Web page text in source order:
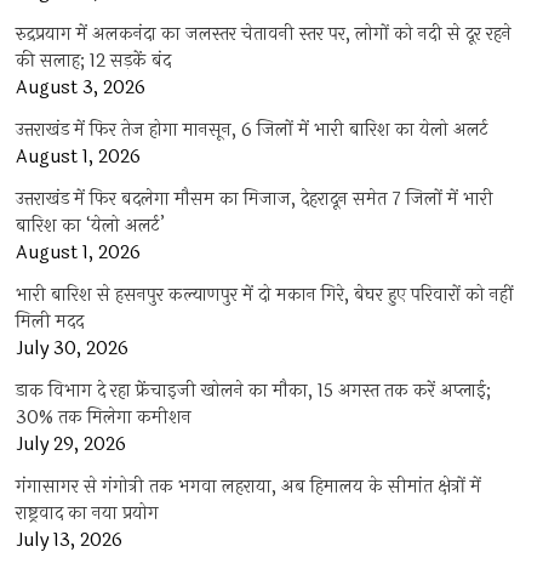
रुद्रप्रयाग में अलकनंदा का जलस्तर चेतावनी स्तर पर, लोगों को नदी से दूर रहने
की सलाह; 12 सड़कें बंद
August 3, 2026
उत्तराखंड में फिर तेज होगा मानसून, 6 जिलों में भारी बारिश का येलो अलर्ट
August 1, 2026
उत्तराखंड में फिर बदलेगा मौसम का मिजाज, देहरादून समेत 7 जिलों में भारी
बारिश का ‘येलो अलर्ट’
August 1, 2026
भारी बारिश से हसनपुर कल्याणपुर में दो मकान गिरे, बेघर हुए परिवारों को नहीं
मिली मदद
July 30, 2026
डाक विभाग दे रहा फ्रेंचाइजी खोलने का मौका, 15 अगस्त तक करें अप्लाई;
30% तक मिलेगा कमीशन
July 29, 2026
गंगासागर से गंगोत्री तक भगवा लहराया, अब हिमालय के सीमांत क्षेत्रों में
राष्ट्रवाद का नया प्रयोग
July 13, 2026